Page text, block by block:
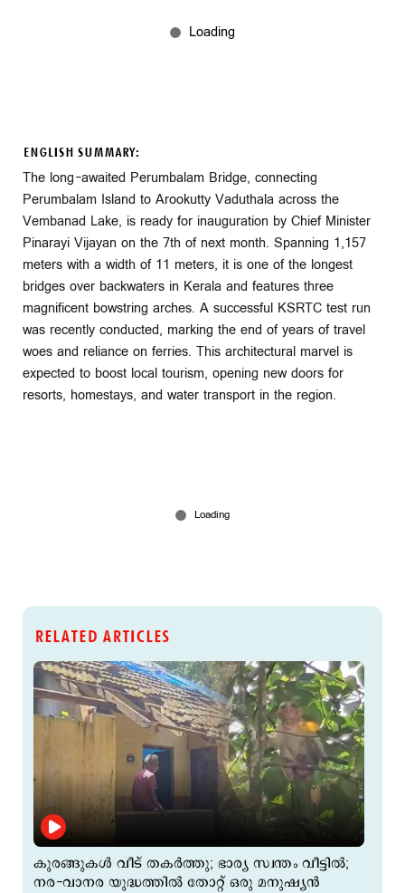
ENGLISH SUMMARY:
The long-awaited Perumbalam Bridge, connecting
Perumbalam Island to Arookutty Vaduthala across the
Vembanad Lake, is ready for inauguration by Chief Minister
Pinarayi Vijayan on the 7th of next month. Spanning 1,157
meters with a width of 11 meters, it is one of the longest
bridges over backwaters in Kerala and features three
magnificent bowstring arches. A successful KSRTC test run
was recently conducted, marking the end of years of travel
woes and reliance on ferries. This architectural marvel is
expected to boost local tourism, opening new doors for
resorts, homestays, and water transport in the region.
RELATED ARTICLES
കുരങ്ങുകള്‍ വീട് തകര്‍ത്തു; ഭാര്യ സ്വന്തം വീട്ടില്‍;
നര-വാനര യുദ്ധത്തിൽ തോറ്റ് ഒരു മനുഷ്യന്‍